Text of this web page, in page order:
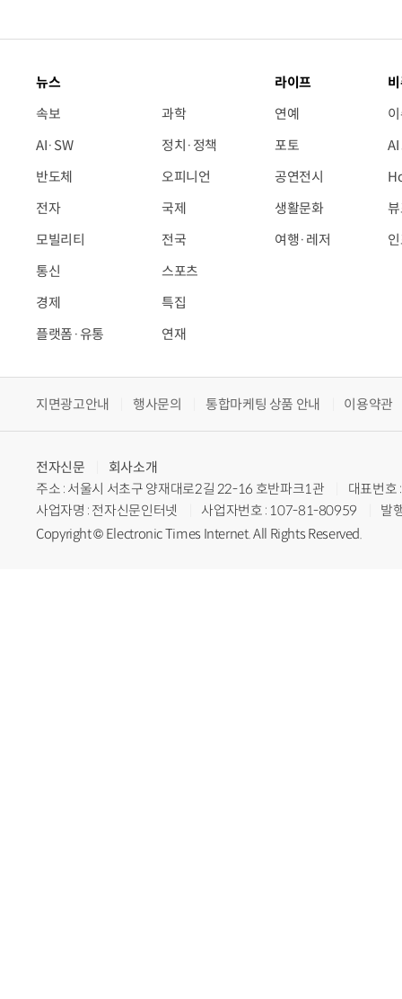
뉴스
속보
AI·SW
반도체
전자
모빌리티
통신
경제
플랫폼·유통
과학
정치·정책
오피니언
국제
전국
스포츠
특집
연재
라이프
연예
포토
공연전시
생활문화
여행·레저
지면광고안내 행사문의 통합마케팅 상품 안내 이용약관
전자신문
회사소개
주소 : 서울시 서초구 양재대로2길 22-16 호반파크1관
대표번
사업자명 : 전자신문인터넷
사업자번호 : 107-81-80959
발
Copyright © Electronic Times Internet. All Rights Reserved.